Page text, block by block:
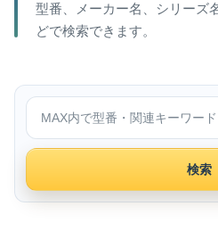
型番、メーカー名、シリーズ
どで検索できます。
MAX内で検索
検索